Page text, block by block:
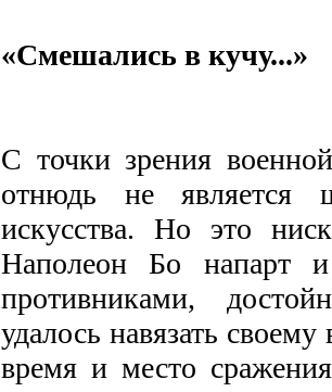
«Смешались в кучу...»
С точки зрения
отнюдь не является
искусства. Но это
Наполеон Бо­ напарт и
противниками,
удалось навязать
время и место